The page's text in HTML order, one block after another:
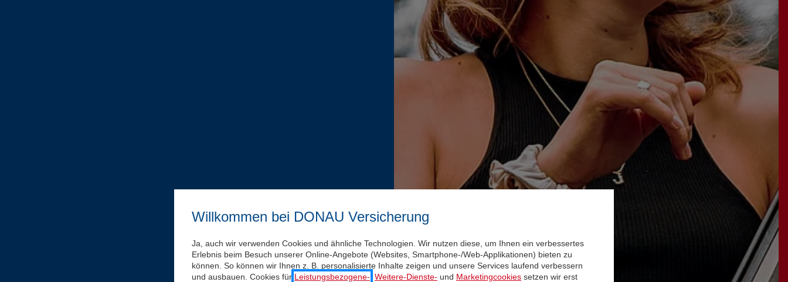
Willkommen bei DONAU Versicherung
Ja, auch wir verwenden Cookies und ähnliche Technologien. Wir nutzen diese, um Ihnen ein verbessertes
Erlebnis beim Besuch unserer Online-Angebote (Websites, Smartphone-/Web-Applikationen) bieten zu
können. So können wir Ihnen z. B. personalisierte Inhalte zeigen und unsere Services laufend verbessern
und ausbauen. Cookies für Leistungsbezogene- Weitere-Dienste- und Marketingcookies setzen wir erst